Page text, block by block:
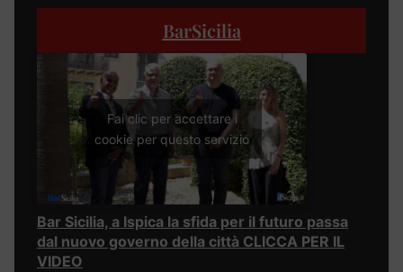
BarSicilia
Fai clic per accettare i
cookie per questo servizio
Bar Sicilia, a Ispica la sfida per il futuro passa
dal nuovo governo della città CLICCA PER IL
VIDEO